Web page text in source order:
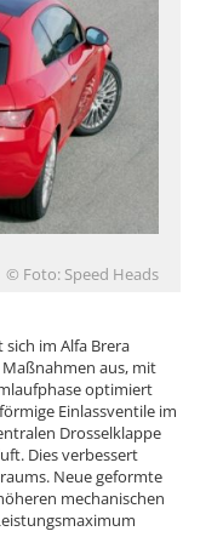
© Foto: Speed Heads
im Alfa Brera
aus, mit
optimiert
Einlassventile im
Drosselklappe
Dies verbessert
Neue geformte
mechanischen